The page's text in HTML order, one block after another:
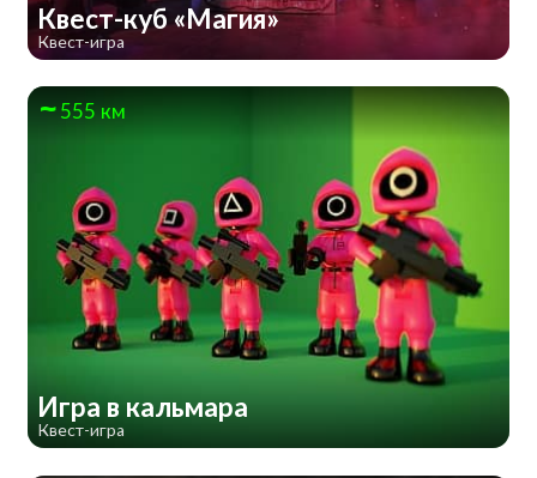
Квест-куб «Магия»
Квест-игра
555 км
Игра в кальмара
Квест-игра